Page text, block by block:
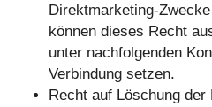
Direktmarketing-
können dieses Recht
unter nachfolgenden
Verbindung setzen.
Recht auf Löschung der